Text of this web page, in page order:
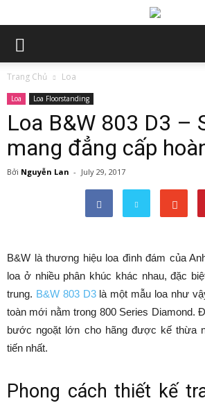
Trang Chủ Loa
Loa Loa Floorstanding
Loa B&W 803 D3 –
mang đẳng cấp
Bởi Nguyễn Lan - July 29, 2017
B&W là thương hiệu loa đình đám của
loa ở nhiều phân khúc khác nhau, đặc
trung. B&W 803 D3là một mẫu loa như
toàn mới nằm trong 800 Series Diamond.
bước ngoặt lớn cho hãng được kế thừa
tiến nhất.
Phong cách thiết kế